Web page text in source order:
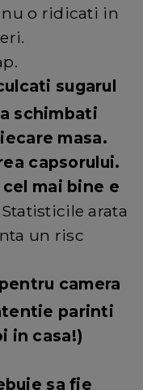
o ridicati in
sugarul
schimbati
masa.
capsorului.
mai bine e
Statisticile arata
un risc
camera
parinti
in casa!)
sa fie